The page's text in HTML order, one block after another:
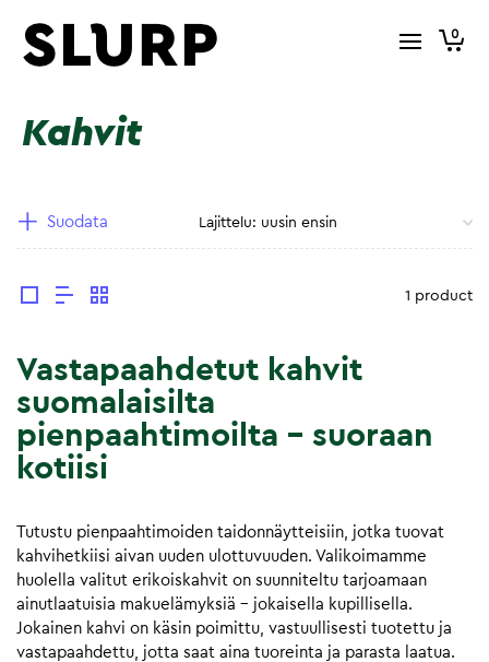
0
Kahvit
Suodata
1 product
Vastapaahdetut kahvit
suomalaisilta
pienpaahtimoilta – suoraan
kotiisi
Tutustu pienpaahtimoiden taidonnäytteisiin, jotka tuovat
kahvihetkiisi aivan uuden ulottuvuuden. Valikoimamme
huolella valitut erikoiskahvit on suunniteltu tarjoamaan
ainutlaatuisia makuelämyksiä – jokaisella kupillisella.
Jokainen kahvi on käsin poimittu, vastuullisesti tuotettu ja
vastapaahdettu, jotta saat aina tuoreinta ja parasta laatua.